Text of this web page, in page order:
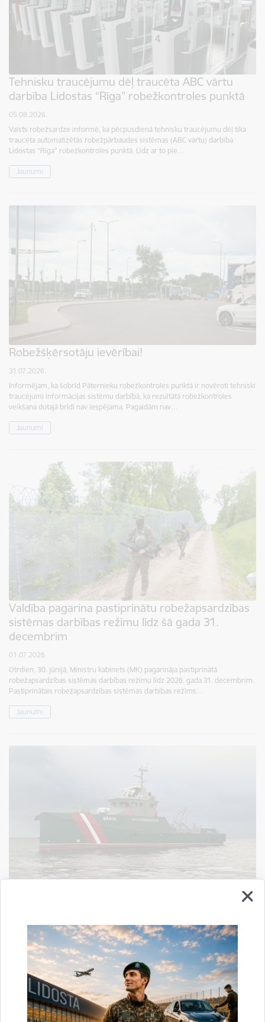
Tehnisku traucējumu dēļ traucēta ABC vārtu
darbība Lidostas “Rīga” robežkontroles punktā
05.08.2026.
Valsts robežsardze informē, ka pēcpusdienā tehnisku traucējumu dēļ tika
traucēta automatizētās robežpārbaudes sistēmas (ABC vārtu) darbība
Lidostas “Rīga” robežkontroles punktā. Līdz ar to pie…
Jaunumi
Robežšķērsotāju ievērībai!
31.07.2026.
Informējam, ka šobrīd Pāternieku robežkontroles punktā ir novēroti tehniski
traucējumi informācijas sistēmu darbībā, kā rezultātā robežkontroles
veikšana dotajā brīdī nav iespējama. Pagaidām nav…
Jaunumi
Valdība pagarina pastiprinātu robežapsardzības
sistēmas darbības režīmu līdz šā gada 31.
decembrim
01.07.2026.
Otrdien, 30. jūnijā, Ministru kabinets (MK) pagarināja pastiprinātā
robežapsardzības sistēmas darbības režīmu līdz 2026. gada 31. decembrim.
Pastiprinātais robežapsardzības sistēmas darbības režīms…
Jaunumi
aģentūras kopīgajā operācijā “Baltic Sea 2026”
17.06.2026.
Vasaras sākums Valsts robežsardzei aizsākas ar nozīmīgu iesaisti Baltijas
jūras drošības stiprināšanā. Latvija turpina aktīvi piedalīties starptautiskajās
operacionālajās aktivitātēs, kurās robežu…
Jaunumi